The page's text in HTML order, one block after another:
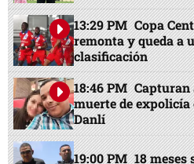
13:29 PM Copa
remonta y queda a
clasificación
18:46 PM Capturan
muerte de expolicía
Danlí
19:00 PM 18